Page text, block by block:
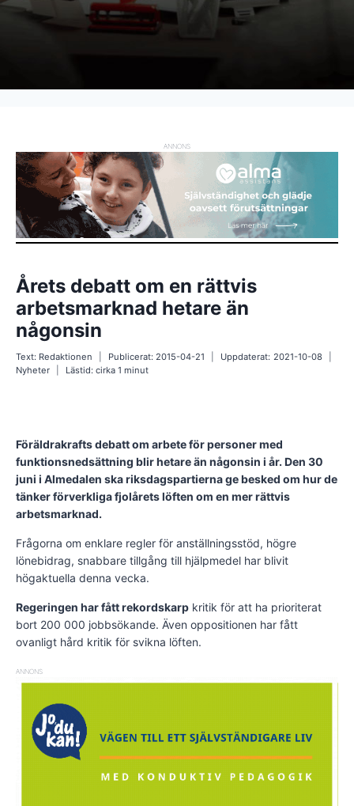
ANNONS
Årets debatt om en rättvis
arbetsmarknad hetare än
någonsin
Text: Redaktionen Publicerat: 2015-04-21 Uppdaterat: 2021-10-08
Nyheter
Lästid: cirka 1 minut
Föräldrakrafts debatt om arbete för personer med
funktionsnedsättning blir hetare än någonsin i år. Den 30
juni i Almedalen ska riksdagspartierna ge besked om hur de
tänker förverkliga fjolårets löften om en mer rättvis
arbetsmarknad.
Frågorna om enklare regler för anställningsstöd, högre
lönebidrag, snabbare tillgång till hjälpmedel har blivit
högaktuella denna vecka.
Regeringen har fått rekordskarp kritik för att ha prioriterat
bort 200 000 jobbsökande. Även oppositionen har fått
ovanligt hård kritik för svikna löften.
ANNONS